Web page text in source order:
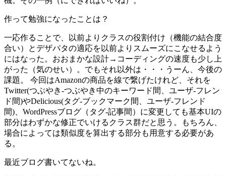
作って勉強になったことは？
一応作ることで、以前よりクラスの役割付け（機能の結合度
合い）とデザパタの適応を以前よりスムーズにこなせるよう
にはなった。おおまかな設計→コーディングの速度も少し上
がった（気のせい）。でもそれ以外は・・・うーん、今後の
課題。 今回はAmazonの商品を線で繋げたけれど、それを
Twitter(つぶやき-つぶやき中のキーワード間、ユーザ-フレン
ド間)やDelicious(タグ-ブックマーク間、ユーザ-フレンド
間)、WordPressブログ（タグ-記事間）に変更しても基本UIの
部分はわずかな修正でいけるクラス群だと思う。もちろん、
場合によっては類似度を算出する部分も用意する必要があ
る。
最近ブログ書いてないね。